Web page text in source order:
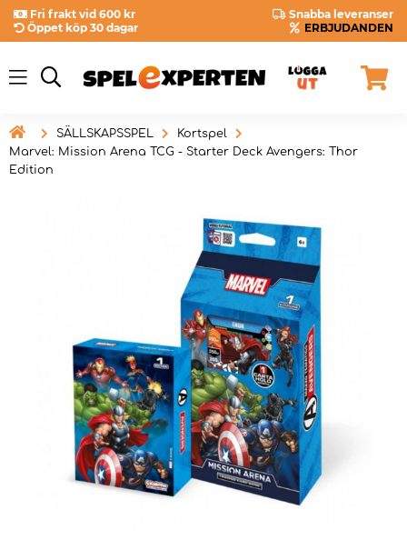
Fri frakt vid 600 kr
Snabba leveranser
Öppet köp 30 dagar
ERBJUDANDEN
 SÄLLSKAPSSPEL
Kortspel
Marvel: Mission Arena TCG - Starter Deck Avengers: Thor
Edition